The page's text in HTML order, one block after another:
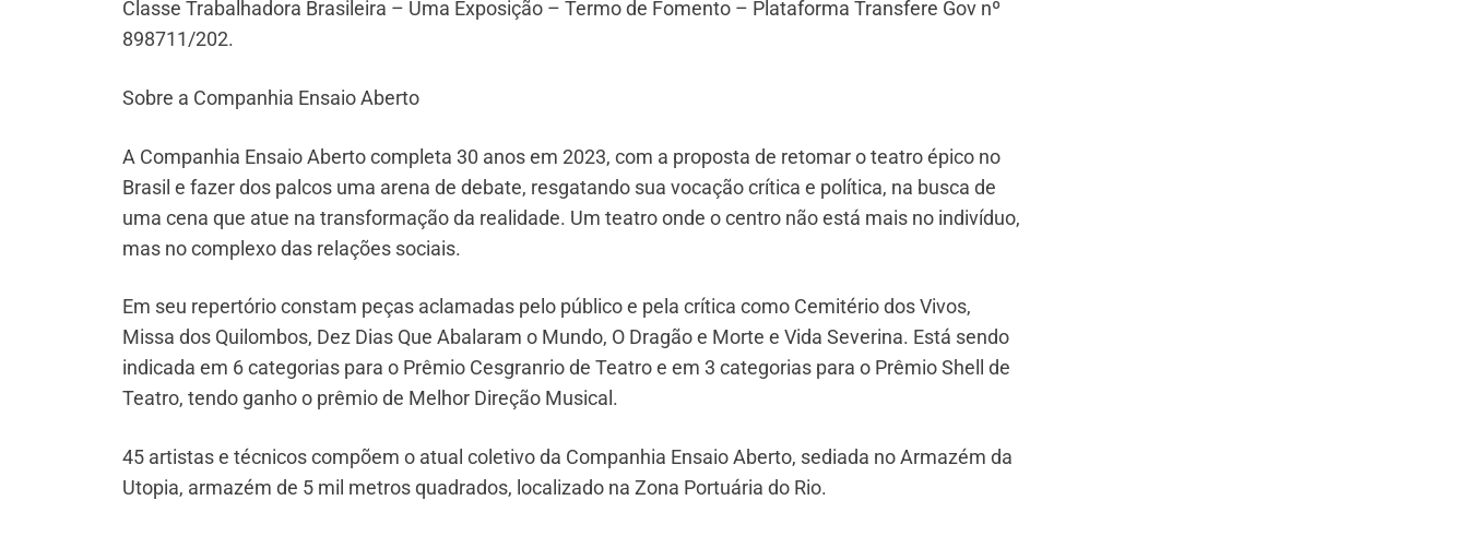
Classe Trabalhadora Brasileira – Uma Exposição – Termo de Fomento – Plataforma Transfere Gov nº
898711/202.
Sobre a Companhia Ensaio Aberto
A Companhia Ensaio Aberto completa 30 anos em 2023, com a proposta de retomar o teatro épico no
Brasil e fazer dos palcos uma arena de debate, resgatando sua vocação crítica e política, na busca de
uma cena que atue na transformação da realidade. Um teatro onde o centro não está mais no indivíduo,
mas no complexo das relações sociais.
Em seu repertório constam peças aclamadas pelo público e pela crítica como Cemitério dos Vivos,
Missa dos Quilombos, Dez Dias Que Abalaram o Mundo, O Dragão e Morte e Vida Severina. Está sendo
indicada em 6 categorias para o Prêmio Cesgranrio de Teatro e em 3 categorias para o Prêmio Shell de
Teatro, tendo ganho o prêmio de Melhor Direção Musical.
45 artistas e técnicos compõem o atual coletivo da Companhia Ensaio Aberto, sediada no Armazém da
Utopia, armazém de 5 mil metros quadrados, localizado na Zona Portuária do Rio.